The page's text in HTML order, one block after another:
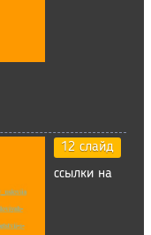
12 слайд
ссылки на